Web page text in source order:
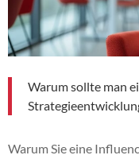
Warum sollte man
Warum Sie eine